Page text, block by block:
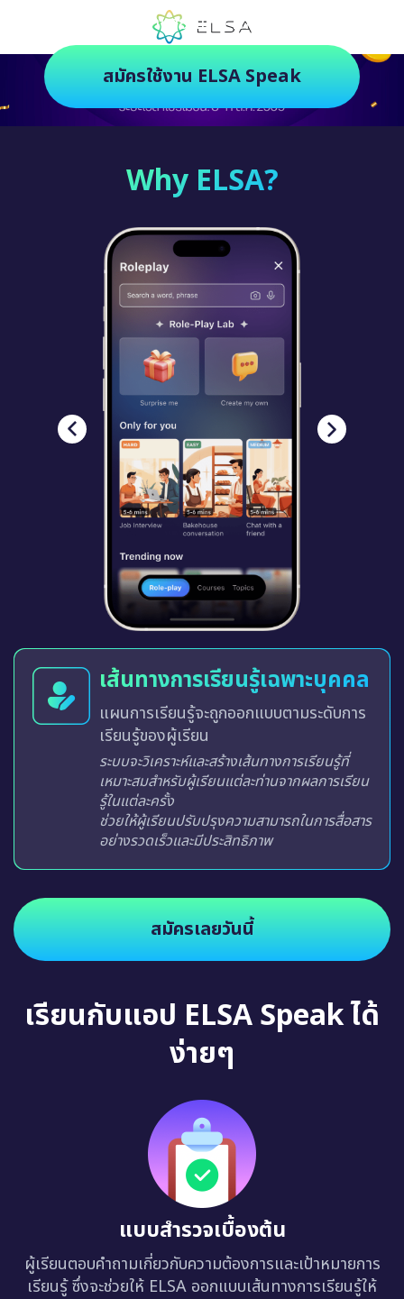
ตัวช่วยฝึกภาษายุคใหม่ ฝึกสนุกยิ่งกว่า
สมัครใช้งาน ELSA Speak
Why ELSA?
ฝึกกับบทเรียนที่สนุกสนาน
เปลี่ยนการเรียนรู้ให้น่าสนใจยิ่งขึ้น
บทเรียนได้รับการออกแบบในรูปแบบการฝึก
โต้ตอบ ซึ่งจะมีการให้คะแนน วัดระดับและจัด
ลำดับในกระดานผู้นำ ช่วยสร้างสภาพแวดล้อม
การเรียนรู้ที่สร้างแรงบันดาลใจ น่าตื่นเต้นและไม่
น่าเบื่ออีกต่อไป
สมัครเลยวันนี้
เรียนกับแอป ELSA Speak ได้
ง่ายๆ
แบบสำรวจเบื้องต้น
ผู้เรียนตอบคำถามเกี่ยวกับความต้องการและเป้าหมายการ
เรียนรู้ ซึ่งจะช่วยให้ ELSA ออกแบบเส้นทางการเรียนรู้ให้
เหมาะสมกับเป้าหมายการเรียนของผู้เรียนแต่ละคน